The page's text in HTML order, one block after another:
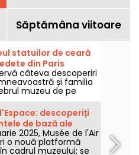
Săptămâna viitoare
statuilor de ceară
din Paris
câteva descoperiri
și familia
muzeu de pe
vă așteaptă cu o
ce mai numeroasă.
în mod constant,
modernă și mai
descoperiți
de bază ale
2025, Musée de l'Air
o nouă platformă
cadrul muzeului: se